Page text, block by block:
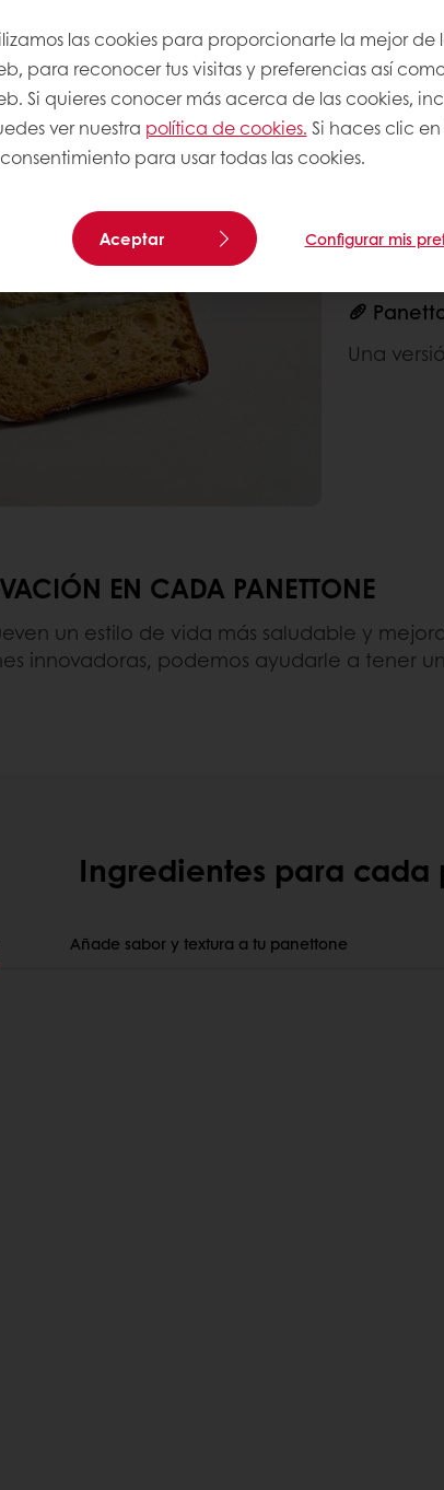
Sabor
🍬
Un
Una
🥖
Una
EN CADA PANETTONE
un estilo de vida más saludable y
innovadoras, podemos ayudarle a tener
Ingredientes para cada
Añade sabor y textura a tu panettone
las cookies para proporcionarte la mejor de
para reconocer tus visitas y preferencias así
Si quieres conocer más acerca de las cookies,
ver nuestra política de cookies. Si haces clic
para usar todas las cookies.
Aceptar Configurar mis